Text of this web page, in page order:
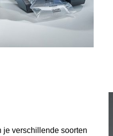
je verschillende soorten